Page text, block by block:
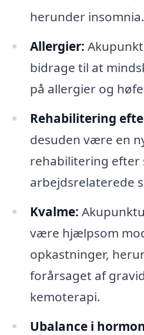
herunder insomnia.
Allergier:
bidrage til at
på allergier og
Rehabilitering
desuden være en
rehabilitering efter
arbejdsrelaterede
Kvalme:
være hjælpsom
opkastninger,
forårsaget af
kemoterapi.
Ubalance i